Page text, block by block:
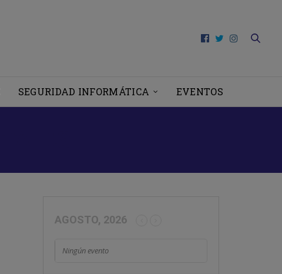
SEGURIDAD INFORMÁTICA EVENTOS
AGOSTO, 2026
Ningún evento